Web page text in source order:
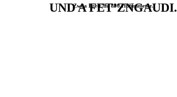
Zwoa Brett’ln, 800 Höhenmeter.
UND A FET’ZNGAUDI.